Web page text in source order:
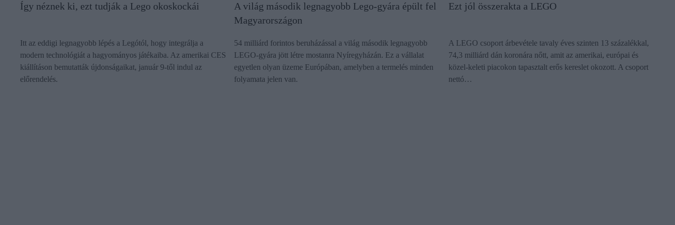
Így néznek ki, ezt tudják a Lego okoskockái
Itt az eddigi legnagyobb lépés a Legótól, hogy integrálja a
modern technológiát a hagyományos játékaiba. Az amerikai CES
kiállításon bemutatták újdonságaikat, január 9-től indul az
előrendelés.
A világ második legnagyobb Lego-gyára épült fel
Magyarországon
54 milliárd forintos beruházással a világ második legnagyobb
LEGO-gyára jött létre mostanra Nyíregyházán. Ez a vállalat
egyetlen olyan üzeme Európában, amelyben a termelés minden
folyamata jelen van.
Ezt jól összerakta a LEGO
A LEGO csoport árbevétele tavaly éves szinten 13 százalékkal,
74,3 milliárd dán koronára nőtt, amit az amerikai, európai és
közel-keleti piacokon tapasztalt erős kereslet okozott. A csoport
nettó…